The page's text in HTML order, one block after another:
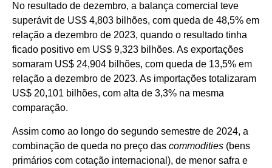
No resultado de dezembro, a balança comercial teve
superávit de US$ 4,803 bilhões, com queda de 48,5% em
relação a dezembro de 2023, quando o resultado tinha
ficado positivo em US$ 9,323 bilhões. As exportações
somaram US$ 24,904 bilhões, com queda de 13,5% em
relação a dezembro de 2023. As importações totalizaram
US$ 20,101 bilhões, com alta de 3,3% na mesma
comparação.
Assim como ao longo do segundo semestre de 2024, a
combinação de queda no preço das commodities (bens
primários com cotação internacional), de menor safra e